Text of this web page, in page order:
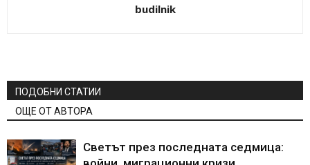
budilnik
ПОДОБНИ СТАТИИ
ОЩЕ ОТ АВТОРА
Светът през последната седмица: